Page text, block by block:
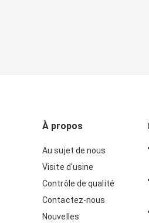
À propos
Au sujet de nous
Visite d'usine
Contrôle de qualité
Contactez-nous
Nouvelles